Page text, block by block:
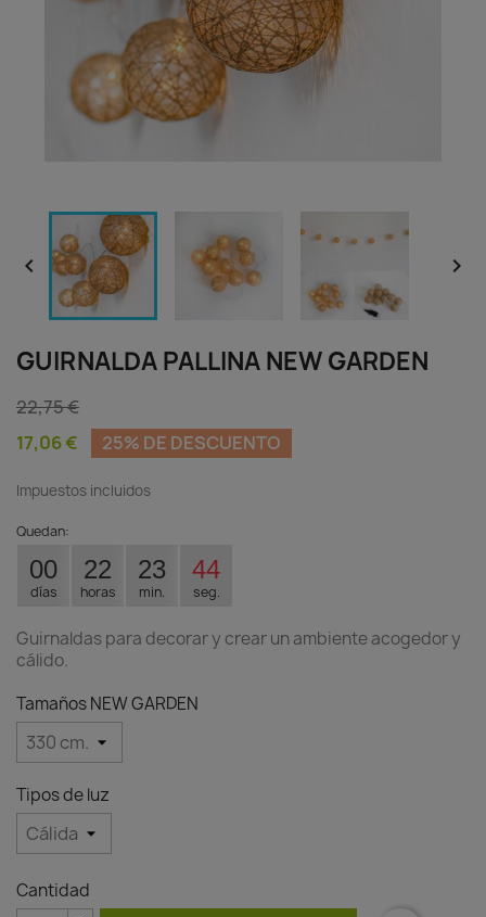
 
GUIRNALDA PALLINA NEW GARDEN
22,75 €
17,06 €
25% DE DESCUENTO
Impuestos incluidos
Quedan:
00
días
22
horas
23
min.
44
seg.
Guirnaldas para decorar y crear un ambiente acogedor y
cálido.
Tamaños NEW GARDEN
Tipos de luz
Cantidad